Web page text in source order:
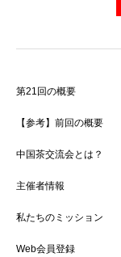
第21回の概要
【参考】前回の概要
中国茶交流会とは？
主催者情報
私たちのミッション
Web会員登録